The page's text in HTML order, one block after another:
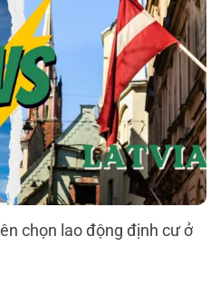
chọn lao động định cư ở